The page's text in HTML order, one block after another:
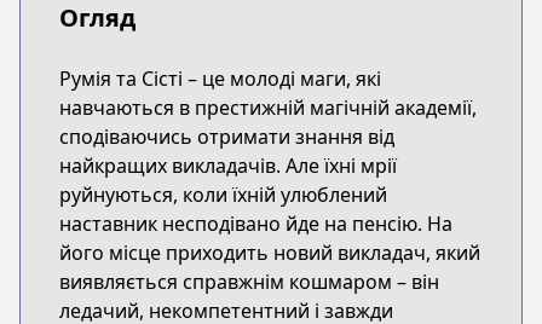
Огляд
Румія та Сісті – це молоді маги, які
навчаються в престижній магічній академії,
сподіваючись отримати знання від
найкращих викладачів. Але їхні мрії
руйнуються, коли їхній улюблений
наставник несподівано йде на пенсію. На
його місце приходить новий викладач, який
виявляється справжнім кошмаром – він
ледачий, некомпетентний і завжди